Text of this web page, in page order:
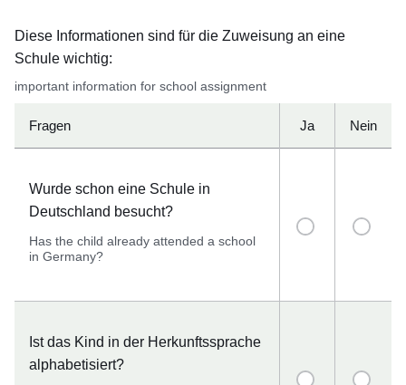
Diese Informationen sind für die Zuweisung an eine
Schule wichtig:
important information for school assignment
Fragen Ja Nein
Wurde schon eine Schule in
Deutschland besucht?
Has the child already attended a school
in Germany?
Ist das Kind in der Herkunftssprache
alphabetisiert?